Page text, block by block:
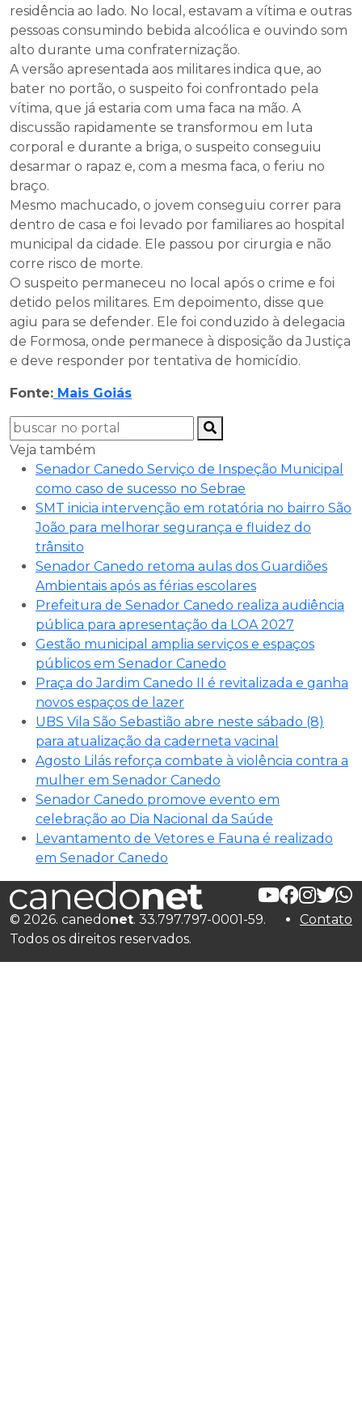
residência ao lado. No local, estavam a vítima e outras
pessoas consumindo bebida alcoólica e ouvindo som
alto durante uma confraternização.
A versão apresentada aos militares indica que, ao
bater no portão, o suspeito foi confrontado pela
vítima, que já estaria com uma faca na mão. A
discussão rapidamente se transformou em luta
corporal e durante a briga, o suspeito conseguiu
desarmar o rapaz e, com a mesma faca, o feriu no
braço.
Mesmo machucado, o jovem conseguiu correr para
dentro de casa e foi levado por familiares ao hospital
municipal da cidade. Ele passou por cirurgia e não
corre risco de morte.
O suspeito permaneceu no local após o crime e foi
detido pelos militares. Em depoimento, disse que
agiu para se defender. Ele foi conduzido à delegacia
de Formosa, onde permanece à disposição da Justiça
e deve responder por tentativa de homicídio.
Fonte: Mais Goiás
Veja também
Senador Canedo Serviço de Inspeção Municipal
como caso de sucesso no Sebrae
SMT inicia intervenção em rotatória no bairro São
João para melhorar segurança e fluidez do
trânsito
Senador Canedo retoma aulas dos Guardiões
Ambientais após as férias escolares
Prefeitura de Senador Canedo realiza audiência
pública para apresentação da LOA 2027
Gestão municipal amplia serviços e espaços
públicos em Senador Canedo
Praça do Jardim Canedo II é revitalizada e ganha
novos espaços de lazer
UBS Vila São Sebastião abre neste sábado (8)
para atualização da caderneta vacinal
Agosto Lilás reforça combate à violência contra a
mulher em Senador Canedo
Senador Canedo promove evento em
celebração ao Dia Nacional da Saúde
Levantamento de Vetores e Fauna é realizado
em Senador Canedo
© 2026. canedonet. 33.797.797-0001-59.
Todos os direitos reservados.
Contato